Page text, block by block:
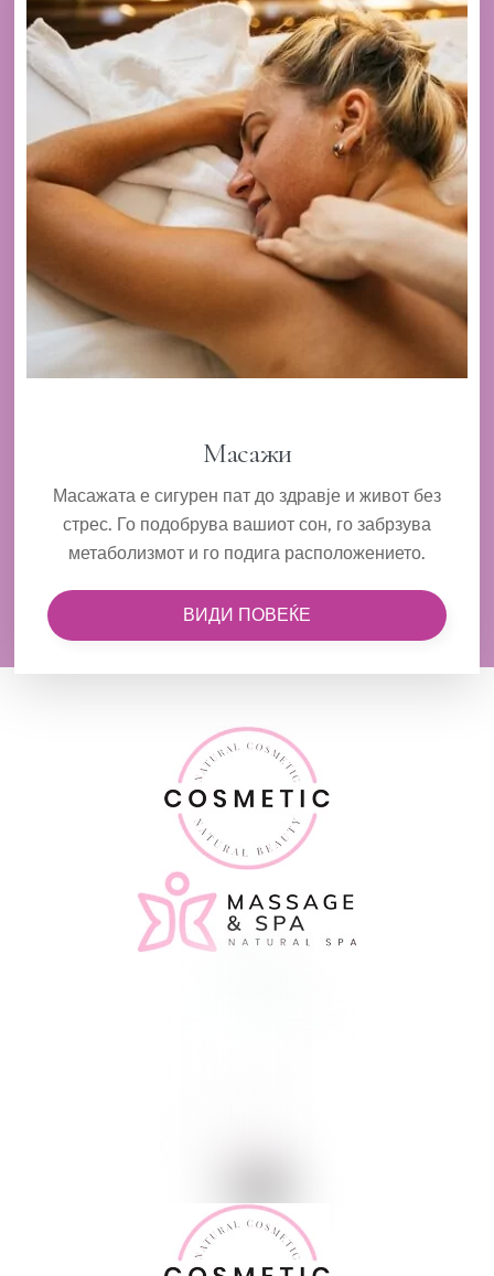
Масажи
Масажата е сигурен пат до здравје и живот без
стрес. Го подобрува вашиот сон, го забрзува
метаболизмот и го подига расположението.
ВИДИ ПОВЕЌЕ